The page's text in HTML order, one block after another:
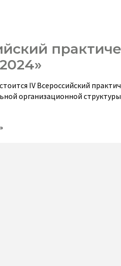
IV Всероссийский
организационной
»